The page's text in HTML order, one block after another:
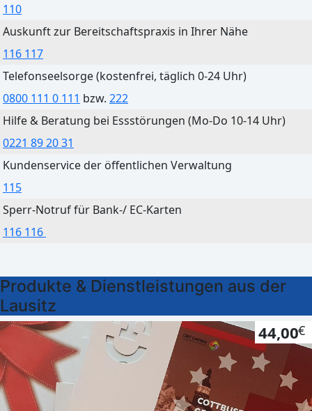
21°C
Cottbus
Heute
Leichter Regen
29°C
Morgen
Herzberg
Heute
Mäßig bewölkt
29°C
21°C
Morgen
Klarer Himmel
26°C
14°C
110
Auskunft zur Bereitschaftspraxis in Ihrer Nähe
116 117
Telefonseelsorge (kostenfrei, täglich 0-24 Uhr)
0800 111 0 111 bzw. 222
Hilfe & Beratung bei Essstörungen (Mo-Do 10-14 Uhr)
0221 89 20 31
Kundenservice der öffentlichen Verwaltung
115
Sperr-Notruf für Bank-/ EC-Karten
116 116
Produkte & Dienstleistungen aus der
Lausitz
44,00€